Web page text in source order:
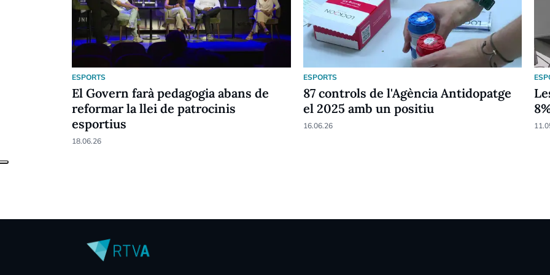
ESPORTS
El Govern farà pedagogia abans de
reformar la llei de patrocinis
esportius
18.06.26
ESPORTS
87 controls de l'Agència Antidopatge
el 2025 amb un positiu
16.06.26